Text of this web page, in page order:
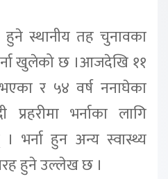
स्थानीय तह चुनावका
खुलेको छ ।आजदेखि ११
र ५४ वर्ष ननाघेका
भर्नाका लागि
हुन अन्य स्वास्थ्य
हुने उल्लेख छ ।